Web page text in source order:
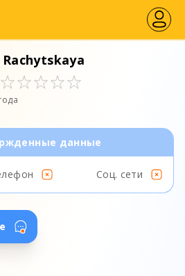
данные
Соц. сети